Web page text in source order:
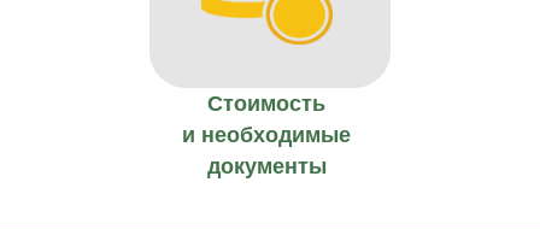
Стоимость
и необходимые
документы